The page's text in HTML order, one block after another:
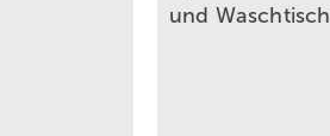
und Waschtisch